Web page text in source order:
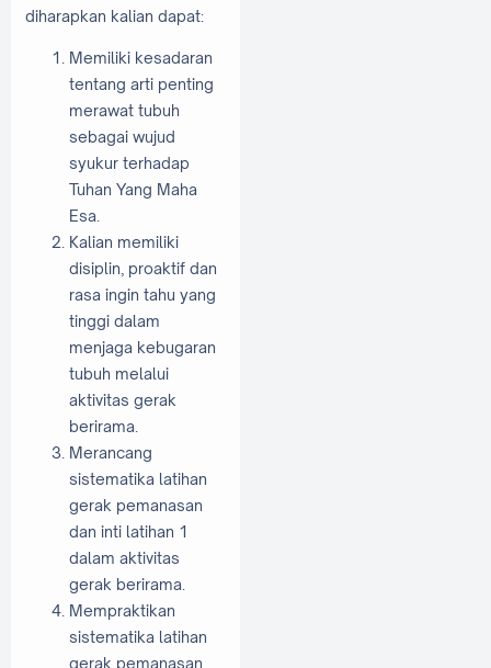
diharapkan kalian dapat:
Memiliki kesadaran
tentang arti penting
merawat tubuh
sebagai wujud
syukur terhadap
Tuhan Yang Maha
Esa.
Kalian memiliki
disiplin, proaktif dan
rasa ingin tahu yang
tinggi dalam
menjaga kebugaran
tubuh melalui
aktivitas gerak
berirama.
Merancang
sistematika latihan
gerak pemanasan
dan inti latihan 1
dalam aktivitas
gerak berirama.
Mempraktikan
sistematika latihan
gerak pemanasan